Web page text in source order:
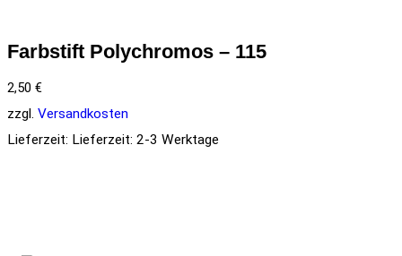
Farbstift Polychromos – 115
2,50 €
zzgl. Versandkosten
Lieferzeit: Lieferzeit: 2-3 Werktage